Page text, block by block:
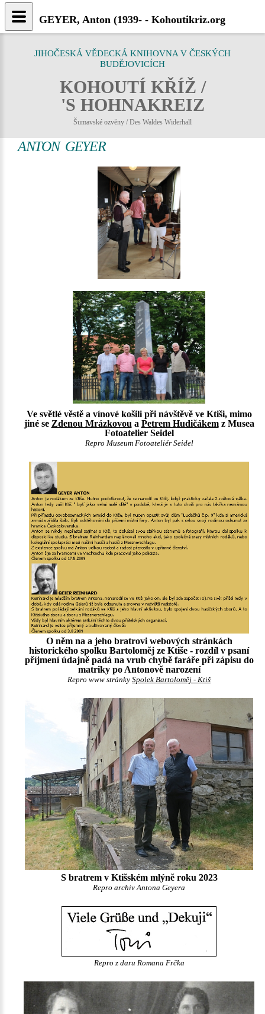
JIHOČESKÁ VĚDECKÁ KNIHOVNA V ČESKÝCH
BUDĚJOVICÍCH
KOHOUTÍ KŘÍŽ /
'S HOHNAKREIZ
Šumavské ozvěny / Des Waldes Widerhall
ANTON GEYER
Ve světlé věstě a vínové košili při návštěvě ve Ktiši, mimo
jiné se Zdenou Mrázkovou a Petrem Hudičákemz Musea
Fotoatelier Seidel
Repro Museum Fotoateliér Seidel
O něm na a jeho bratrovi webových stránkách
historického spolku Bartoloměj ze Ktiše - rozdíl v psaní
příjmení údajně padá na vrub chybě faráře při zápisu do
matriky po Antonově narození
Repro www stránky Spolek Bartoloměj - Ktiš
S bratrem v Ktišském mlýně roku 2023
Repro archiv Antona Geyera
Repro z daru Romana Frčka
GEYER, Anton (1939- - Kohoutikriz.org